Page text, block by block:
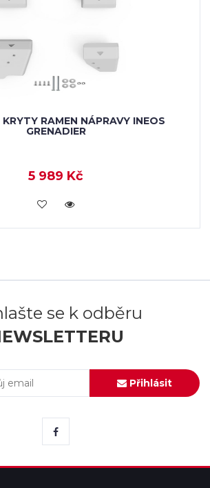
RAMEN NÁPRAVY INEOS
GRENADIER
5 989 Kč
KOUPIT
se k odběru
Přihlásit